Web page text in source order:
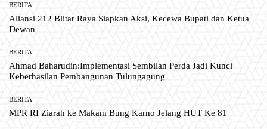
BERITA
Aliansi 212 Blitar Raya Siapkan Aksi, Kecewa Bupati dan Ketua
Dewan
BERITA
Ahmad Baharudin:Implementasi Sembilan Perda Jadi Kunci
Keberhasilan Pembangunan Tulungagung
BERITA
MPR RI Ziarah ke Makam Bung Karno Jelang HUT Ke 81